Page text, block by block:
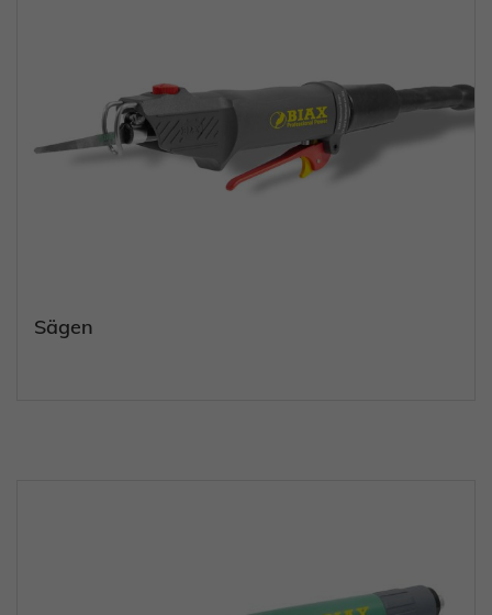
Sägen